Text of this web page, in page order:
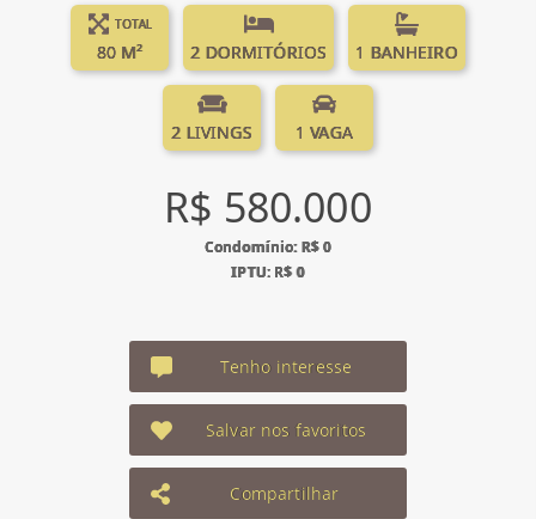
TOTAL
80 M² 2 DORMITÓRIOS 1 BANHEIRO
2 LIVINGS 1 VAGA
R$ 580.000
Condomínio: R$ 0
IPTU: R$ 0
Tenho interesse
Salvar nos favoritos
Compartilhar